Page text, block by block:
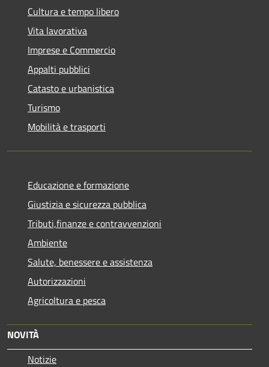
Cultura e tempo libero
Vita lavorativa
Imprese e Commercio
Appalti pubblici
Catasto e urbanistica
Turismo
Mobilità e trasporti
Educazione e formazione
Giustizia e sicurezza pubblica
Tributi,finanze e contravvenzioni
Ambiente
Salute, benessere e assistenza
Autorizzazioni
Agricoltura e pesca
NOVITÀ
Notizie